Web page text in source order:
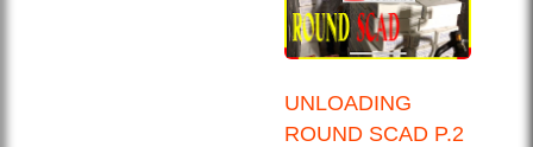
UNLOADING
ROUND SCAD P.2